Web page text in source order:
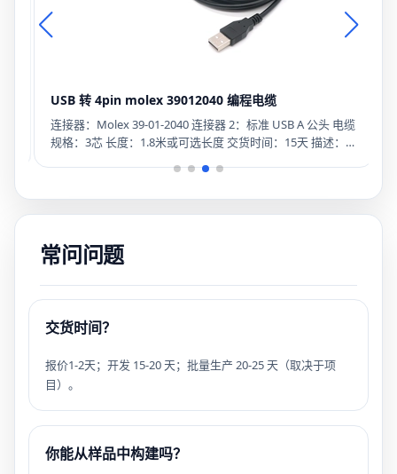
USB 转 4pin molex 39012040 编程电缆
连接器：Molex 39-01-2040 连接器 2：标准 USB A 公头 电缆
规格：3芯 长度：1.8米或可选长度 交货时间：15天 描述：
常问问题
交货时间？
报价1-2天；开发 15-20 天；批量生产 20-25 天（取决于项
目）。
你能从样品中构建吗？